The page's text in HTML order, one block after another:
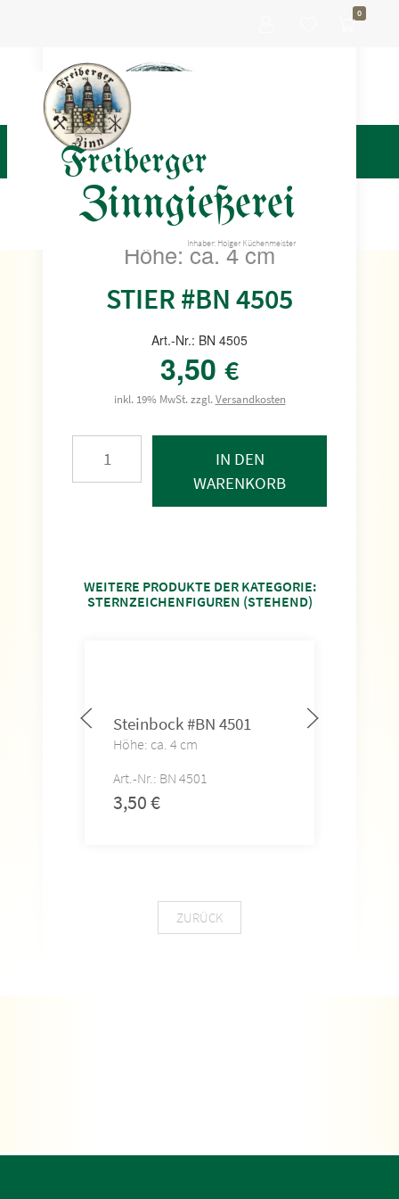
Freiberger
Zinngießerei
Inhaber: Holger Küchenmeister
0
Höhe: ca. 4 cm
STIER #BN 4505
Art.-Nr.: BN 4505
3,50 €
inkl. 19% MwSt. zzgl.Versandkosten
IN DEN
WARENKORB
WEITERE PRODUKTE DER KATEGORIE:
STERNZEICHENFIGUREN (STEHEND)
Steinbock #BN 4501
Höhe: ca. 4 cm
Art.-Nr.: BN 4501
3,50€
ZURÜCK